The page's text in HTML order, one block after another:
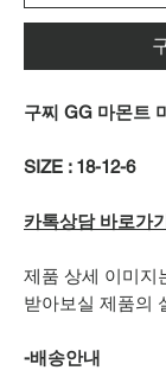
구찌 GG 마몬트
SIZE : 18-12-6
카톡상담 바로가
제품 상세 이미지
받아보실 제품의
-배송안내